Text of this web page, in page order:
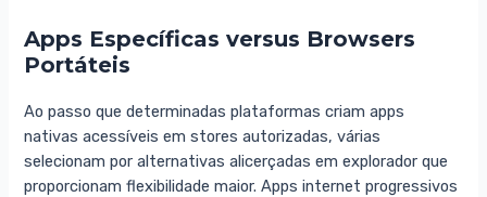
Apps Específicas versus Browsers
Portáteis
Ao passo que determinadas plataformas criam apps
nativas acessíveis em stores autorizadas, várias
selecionam por alternativas alicerçadas em explorador que
proporcionam flexibilidade maior. Apps internet progressivos